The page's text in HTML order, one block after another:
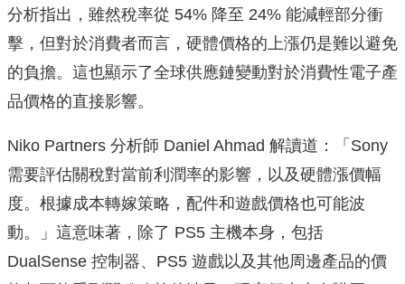
分析指出，雖然稅率從 54% 降至 24% 能減輕部分衝
擊，但對於消費者而言，硬體價格的上漲仍是難以避免
的負擔。這也顯示了全球供應鏈變動對於消費性電子產
品價格的直接影響。
Niko Partners 分析師 Daniel Ahmad 解讀道：「Sony
需要評估關稅對當前利潤率的影響，以及硬體漲價幅
度。根據成本轉嫁策略，配件和遊戲價格也可能波
動。」這意味著，除了 PS5 主機本身，包括
DualSense 控制器、PS5 遊戲以及其他周邊產品的價